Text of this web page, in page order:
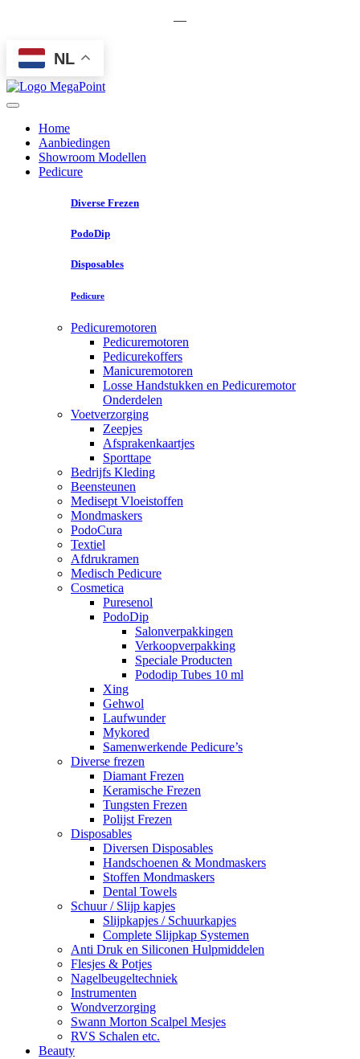
—
NL
Home
Aanbiedingen
Showroom Modellen
Pedicure
Diverse Frezen
PodoDip
Disposables
Pedicure
Pedicuremotoren
Pedicuremotoren
Pedicurekoffers
Manicuremotoren
Losse Handstukken en Pedicuremotor
Onderdelen
Voetverzorging
Zeepjes
Afsprakenkaartjes
Sporttape
Bedrijfs Kleding
Beensteunen
Medisept Vloeistoffen
Mondmaskers
PodoCura
Textiel
Afdrukramen
Medisch Pedicure
Cosmetica
Puresenol
PodoDip
Salonverpakkingen
Verkoopverpakking
Speciale Producten
Pododip Tubes 10 ml
Xing
Gehwol
Laufwunder
Mykored
Samenwerkende Pedicure’s
Diverse frezen
Diamant Frezen
Keramische Frezen
Tungsten Frezen
Polijst Frezen
Disposables
Diversen Disposables
Handschoenen & Mondmaskers
Stoffen Mondmaskers
Dental Towels
Schuur / Slijp kapjes
Slijpkapjes / Schuurkapjes
Complete Slijpkap Systemen
Anti Druk en Siliconen Hulpmiddelen
Flesjes & Potjes
Nagelbeugeltechniek
Instrumenten
Wondverzorging
Swann Morton Scalpel Mesjes
RVS Schalen etc.
Beauty